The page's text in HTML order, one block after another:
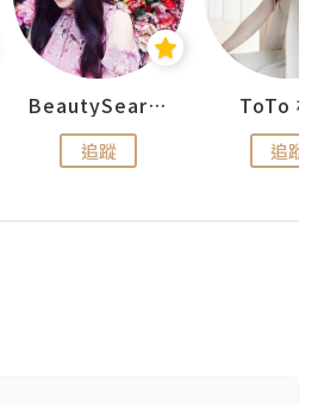
BeautySearch
追蹤
ToTo
追蹤